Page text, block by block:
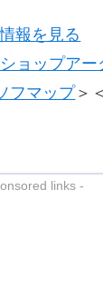
報を見る
ョップアー
フマップ＞
links -